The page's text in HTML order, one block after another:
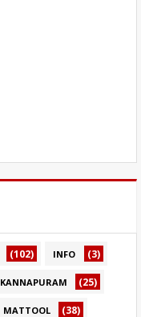
(102) INFO (3)
KANNAPURAM (25)
MATTOOL (38)